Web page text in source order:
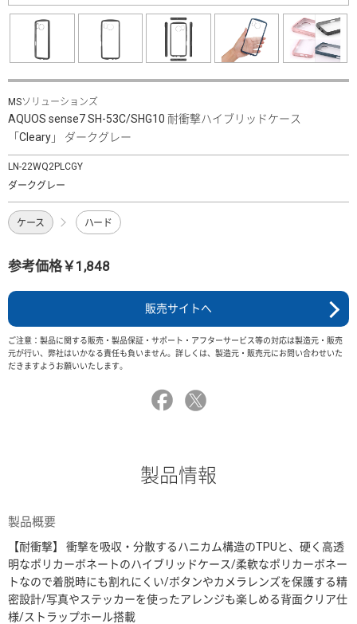
MSソリューションズ
AQUOS sense7 SH-53C/SHG10 耐衝撃ハイブリッドケース
「Cleary」 ダークグレー
LN-22WQ2PLCGY
ダークグレー
ケース ハード
参考価格￥1,848
販売サイトへ
ご注意：製品に関する販売・製品保証・サポート・アフターサービス等の対応は製造元・販売
元が行い、弊社はいかなる責任も負いません。詳しくは、製造元・販売元にお問い合わせいた
だきますようお願いいたします。
製品情報
製品概要
【耐衝撃】 衝撃を吸収・分散するハニカム構造のTPUと、硬く高透
明なポリカーボネートのハイブリッドケース/柔軟なポリカーボネー
トなので着脱時にも割れにくい/ボタンやカメラレンズを保護する精
密設計/写真やステッカーを使ったアレンジも楽しめる背面クリア仕
様/ストラップホール搭載